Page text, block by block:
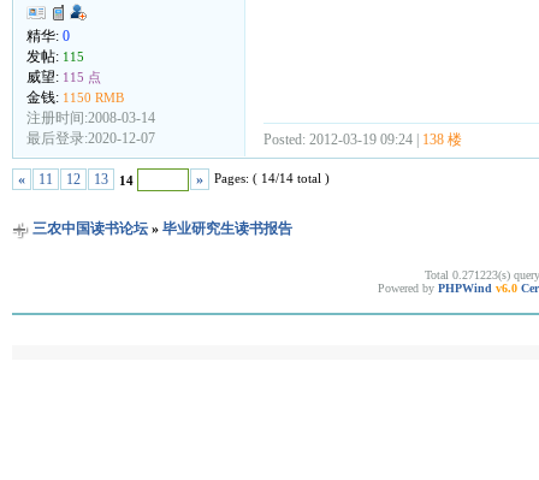
精华: 0
发帖: 115
威望: 115 点
金钱: 1150 RMB
注册时间:2008-03-14
最后登录:2020-12-07
Posted: 2012-03-19 09:24 | 138 楼
« 11 12 13 14 » Pages: ( 14/14 total )
三农中国读书论坛» 毕业研究生读书报告
Total 0.271223(s)
Powered by PHPWind v6.0